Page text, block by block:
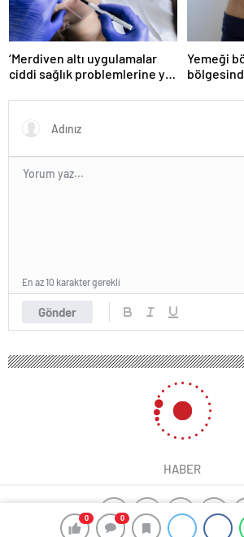
0 0
‘Merdiven altı uygulamalar
ciddi sağlık problemlerine yol
Yemeği
Gönder
En az 10 karakter gerekli
HABER